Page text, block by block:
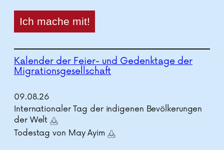
Kalender der Feier- und Gedenktage der
Migrationsgesellschaft
09.08.26
Internationaler Tag der indigenen Bevölkerungen
der Welt
Todestag von May Ayim